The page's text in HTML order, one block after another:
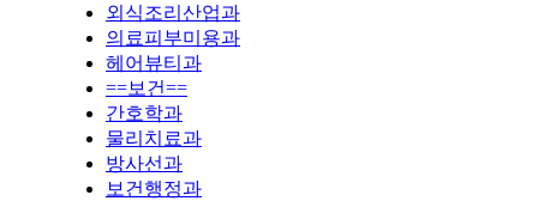
외식조리산업과
의료피부미용과
헤어뷰티과
==보건==
간호학과
물리치료과
방사선과
보건행정과